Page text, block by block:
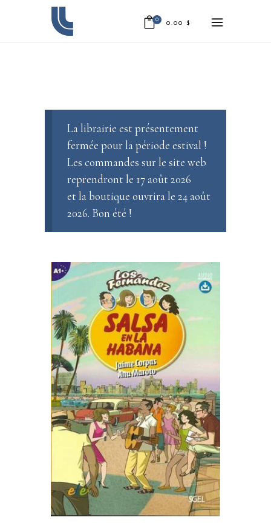
0 0.00 $
La librairie est présentement
fermée pour la période estival !
Les commandes sur le site web
reprendront le 17 août 2026
et la boutique ouvrira le 24 août
2026. Bon été !